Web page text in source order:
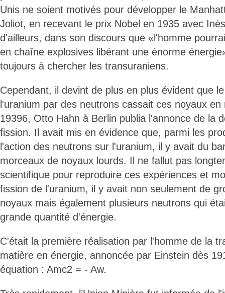
Unis ne soient motivés pour développer le
Joliot, en recevant le prix Nobel en 1935 avec
d'ailleurs, dans son discours que «l'homme
en chaîne explosives libérant une énorme
toujours à chercher les transuraniens.
Cependant, il devint de plus en plus évident que
l'uranium par des neutrons cassait ces noyaux
19396, Otto Hahn à Berlin publia l'annonce de la
fission. Il avait mis en évidence que, parmi les
l'action des neutrons sur l'uranium, il y avait du
morceaux de noyaux lourds. Il ne fallut pas
scientifique pour reproduire ces expériences et
fission de l'uranium, il y avait non seulement de
noyaux mais également plusieurs neutrons qui
grande quantité d'énergie.
C'était la première réalisation par l'homme de la
matière en énergie, annoncée par Einstein dès
équation : Amc2 = - Aw.